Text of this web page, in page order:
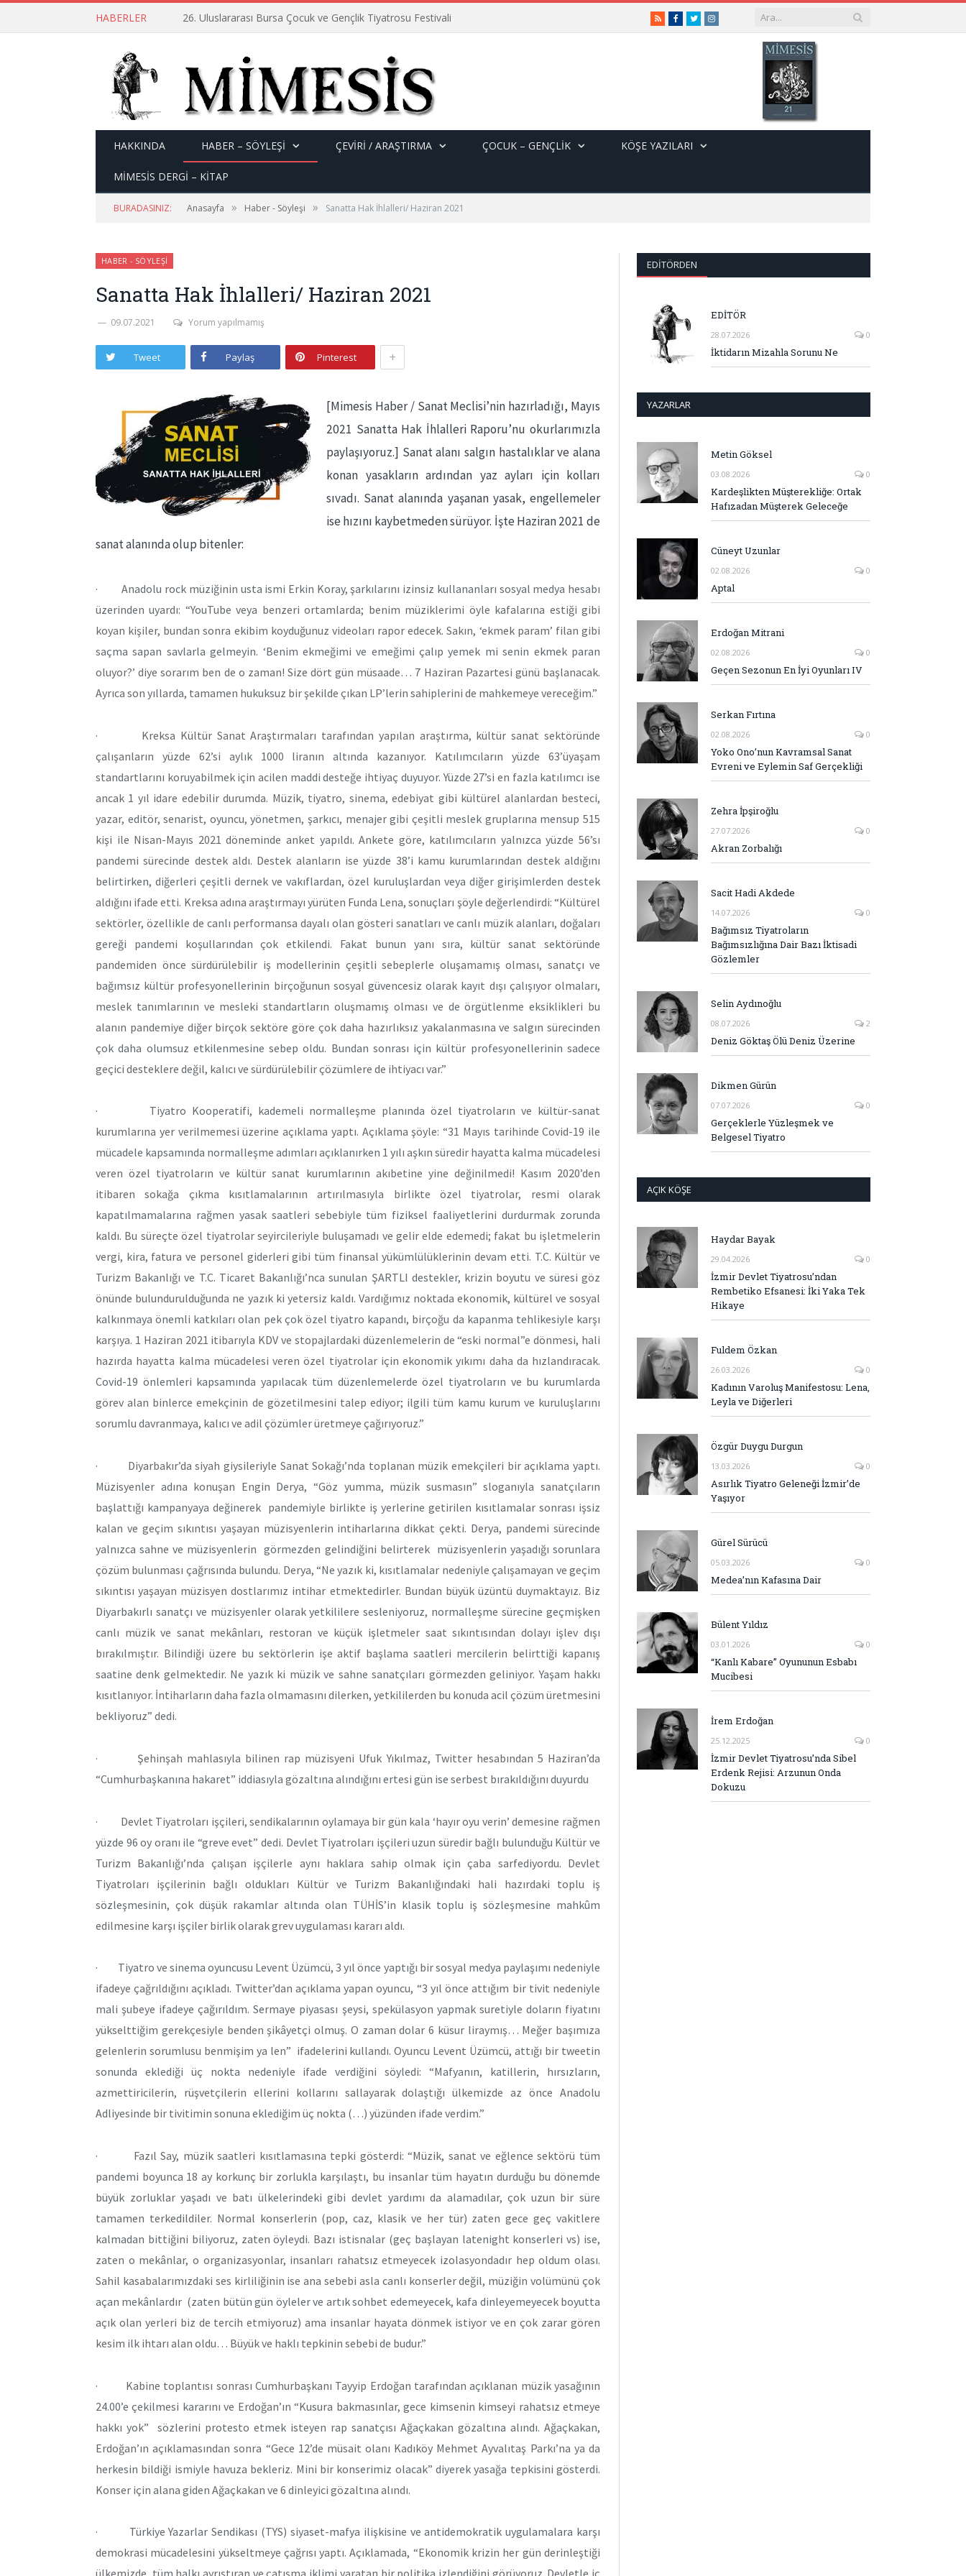
HABERLER 26. Uluslararası Bursa Çocuk ve Gençlik Tiyatrosu Festivali RSSFacebook
TwitterInstagram
HAKKINDA HABER – SÖYLEŞI ÇEVİRİ / ARAŞTIRMA ÇOCUK – GENÇLIK KÖŞE YAZILARI
MİMESİS DERGİ – KİTAP
BURADASINIZ: Anasayfa » Haber - Söyleşi » Sanatta Hak İhlalleri/ Haziran 2021
HABER - SÖYLEŞI
Sanatta Hak İhlalleri/ Haziran 2021
09.07.2021 Yorum yapılmamış
Tweet Paylaş Pinterest +
[Mimesis Haber / Sanat Meclisi’nin hazırladığı, Mayıs
2021 Sanatta Hak İhlalleri Raporu’nu okurlarımızla
paylaşıyoruz.] Sanat alanı salgın hastalıklar ve alana
konan yasakların ardından yaz ayları için kolları
sıvadı. Sanat alanında yaşanan yasak, engellemeler
ise hızını kaybetmeden sürüyor. İşte Haziran 2021 de
sanat alanında olup bitenler:
· Anadolu rock müziğinin usta ismi Erkin Koray, şarkılarını izinsiz kullananları sosyal medya hesabı
üzerinden uyardı: “YouTube veya benzeri ortamlarda; benim müziklerimi öyle kafalarına estiği gibi
koyan kişiler, bundan sonra ekibim koyduğunuz videoları rapor edecek. Sakın, ‘ekmek param’ filan gibi
saçma sapan savlarla gelmeyin. ‘Benim ekmeğimi ve emeğimi çalıp yemek mi senin ekmek paran
oluyor?’ diye sorarım ben de o zaman! Size dört gün müsaade… 7 Haziran Pazartesi günü başlanacak.
Ayrıca son yıllarda, tamamen hukuksuz bir şekilde çıkan LP’lerin sahiplerini de mahkemeye vereceğim.”
· Kreksa Kültür Sanat Araştırmaları tarafından yapılan araştırma, kültür sanat sektöründe
çalışanların yüzde 62’si aylık 1000 liranın altında kazanıyor. Katılımcıların yüzde 63’üyaşam
standartlarını koruyabilmek için acilen maddi desteğe ihtiyaç duyuyor. Yüzde 27’si en fazla katılımcı ise
ancak 1 yıl idare edebilir durumda. Müzik, tiyatro, sinema, edebiyat gibi kültürel alanlardan besteci,
yazar, editör, senarist, oyuncu, yönetmen, şarkıcı, menajer gibi çeşitli meslek gruplarına mensup 515
kişi ile Nisan-Mayıs 2021 döneminde anket yapıldı. Ankete göre, katılımcıların yalnızca yüzde 56’sı
pandemi sürecinde destek aldı. Destek alanların ise yüzde 38’i kamu kurumlarından destek aldığını
belirtirken, diğerleri çeşitli dernek ve vakıflardan, özel kuruluşlardan veya diğer girişimlerden destek
aldığını ifade etti. Kreksa adına araştırmayı yürüten Funda Lena, sonuçları şöyle değerlendirdi: “Kültürel
sektörler, özellikle de canlı performansa dayalı olan gösteri sanatları ve canlı müzik alanları, doğaları
gereği pandemi koşullarından çok etkilendi. Fakat bunun yanı sıra, kültür sanat sektöründe
pandemiden önce sürdürülebilir iş modellerinin çeşitli sebeplerle oluşamamış olması, sanatçı ve
bağımsız kültür profesyonellerinin birçoğunun sosyal güvencesiz olarak kayıt dışı çalışıyor olmaları,
meslek tanımlarının ve mesleki standartların oluşmamış olması ve de örgütlenme eksiklikleri bu
alanın pandemiye diğer birçok sektöre göre çok daha hazırlıksız yakalanmasına ve salgın sürecinden
çok daha olumsuz etkilenmesine sebep oldu. Bundan sonrası için kültür profesyonellerinin sadece
geçici desteklere değil, kalıcı ve sürdürülebilir çözümlere de ihtiyacı var.”
· Tiyatro Kooperatifi, kademeli normalleşme planında özel tiyatroların ve kültür-sanat
kurumlarına yer verilmemesi üzerine açıklama yaptı. Açıklama şöyle: “31 Mayıs tarihinde Covid-19 ile
mücadele kapsamında normalleşme adımları açıklanırken 1 yılı aşkın süredir hayatta kalma mücadelesi
veren özel tiyatroların ve kültür sanat kurumlarının akıbetine yine değinilmedi! Kasım 2020’den
itibaren sokağa çıkma kısıtlamalarının artırılmasıyla birlikte özel tiyatrolar, resmi olarak
kapatılmamalarına rağmen yasak saatleri sebebiyle tüm fiziksel faaliyetlerini durdurmak zorunda
kaldı. Bu süreçte özel tiyatrolar seyircileriyle buluşamadı ve gelir elde edemedi; fakat bu işletmelerin
vergi, kira, fatura ve personel giderleri gibi tüm finansal yükümlülüklerinin devam etti. T.C. Kültür ve
Turizm Bakanlığı ve T.C. Ticaret Bakanlığı’nca sunulan ŞARTLI destekler, krizin boyutu ve süresi göz
önünde bulundurulduğunda ne yazık ki yetersiz kaldı. Vardığımız noktada ekonomik, kültürel ve sosyal
kalkınmaya önemli katkıları olan pek çok özel tiyatro kapandı, birçoğu da kapanma tehlikesiyle karşı
karşıya. 1 Haziran 2021 itibarıyla KDV ve stopajlardaki düzenlemelerin de “eski normal”e dönmesi, hali
hazırda hayatta kalma mücadelesi veren özel tiyatrolar için ekonomik yıkımı daha da hızlandıracak.
Covid-19 önlemleri kapsamında yapılacak tüm düzenlemelerde özel tiyatroların ve bu kurumlarda
görev alan binlerce emekçinin de gözetilmesini talep ediyor; ilgili tüm kamu kurum ve kuruluşlarını
sorumlu davranmaya, kalıcı ve adil çözümler üretmeye çağırıyoruz.”
· Diyarbakır’da siyah giysileriyle Sanat Sokağı’nda toplanan müzik emekçileri bir açıklama yaptı.
Müzisyenler adına konuşan Engin Derya, “Göz yumma, müzik susmasın” sloganıyla sanatçıların
başlattığı kampanyaya değinerek pandemiyle birlikte iş yerlerine getirilen kısıtlamalar sonrası işsiz
kalan ve geçim sıkıntısı yaşayan müzisyenlerin intiharlarına dikkat çekti. Derya, pandemi sürecinde
yalnızca sahne ve müzisyenlerin görmezden gelindiğini belirterek müzisyenlerin yaşadığı sorunlara
çözüm bulunması çağrısında bulundu. Derya, “Ne yazık ki, kısıtlamalar nedeniyle çalışamayan ve geçim
sıkıntısı yaşayan müzisyen dostlarımız intihar etmektedirler. Bundan büyük üzüntü duymaktayız. Biz
Diyarbakırlı sanatçı ve müzisyenler olarak yetkililere sesleniyoruz, normalleşme sürecine geçmişken
canlı müzik ve sanat mekânları, restoran ve küçük işletmeler saat sıkıntısından dolayı işlev dışı
bırakılmıştır. Bilindiği üzere bu sektörlerin işe aktif başlama saatleri mercilerin belirttiği kapanış
saatine denk gelmektedir. Ne yazık ki müzik ve sahne sanatçıları görmezden geliniyor. Yaşam hakkı
kısıtlanıyor. İntiharların daha fazla olmamasını dilerken, yetkililerden bu konuda acil çözüm üretmesini
bekliyoruz” dedi.
· Şehinşah mahlasıyla bilinen rap müzisyeni Ufuk Yıkılmaz, Twitter hesabından 5 Haziran’da
“Cumhurbaşkanına hakaret” iddiasıyla gözaltına alındığını ertesi gün ise serbest bırakıldığını duyurdu
· Devlet Tiyatroları işçileri, sendikalarının oylamaya bir gün kala ‘hayır oyu verin’ demesine rağmen
yüzde 96 oy oranı ile “greve evet” dedi. Devlet Tiyatroları işçileri uzun süredir bağlı bulunduğu Kültür ve
Turizm Bakanlığı’nda çalışan işçilerle aynı haklara sahip olmak için çaba sarfediyordu. Devlet
Tiyatroları işçilerinin bağlı oldukları Kültür ve Turizm Bakanlığındaki hali hazırdaki toplu iş
sözleşmesinin, çok düşük rakamlar altında olan TÜHİS’in klasik toplu iş sözleşmesine mahkûm
edilmesine karşı işçiler birlik olarak grev uygulaması kararı aldı.
· Tiyatro ve sinema oyuncusu Levent Üzümcü, 3 yıl önce yaptığı bir sosyal medya paylaşımı nedeniyle
ifadeye çağrıldığını açıkladı. Twitter’dan açıklama yapan oyuncu, “3 yıl önce attığım bir tivit nedeniyle
mali şubeye ifadeye çağırıldım. Sermaye piyasası şeysi, spekülasyon yapmak suretiyle doların fiyatını
yükselttiğim gerekçesiyle benden şikâyetçi olmuş. O zaman dolar 6 küsur liraymış… Meğer başımıza
gelenlerin sorumlusu benmişim ya len” ifadelerini kullandı. Oyuncu Levent Üzümcü, attığı bir tweetin
sonunda eklediği üç nokta nedeniyle ifade verdiğini söyledi: “Mafyanın, katillerin, hırsızların,
azmettiricilerin, rüşvetçilerin ellerini kollarını sallayarak dolaştığı ülkemizde az önce Anadolu
Adliyesinde bir tivitimin sonuna eklediğim üç nokta (…) yüzünden ifade verdim.”
· Fazıl Say, müzik saatleri kısıtlamasına tepki gösterdi: “Müzik, sanat ve eğlence sektörü tüm
pandemi boyunca 18 ay korkunç bir zorlukla karşılaştı, bu insanlar tüm hayatın durduğu bu dönemde
büyük zorluklar yaşadı ve batı ülkelerindeki gibi devlet yardımı da alamadılar, çok uzun bir süre
tamamen terkedildiler. Normal konserlerin (pop, caz, klasik ve her tür) zaten gece geç vakitlere
kalmadan bittiğini biliyoruz, zaten öyleydi. Bazı istisnalar (geç başlayan latenight konserleri vs) ise,
zaten o mekânlar, o organizasyonlar, insanları rahatsız etmeyecek izolasyondadır hep oldum olası.
Sahil kasabalarımızdaki ses kirliliğinin ise ana sebebi asla canlı konserler değil, müziğin volümünü çok
açan mekânlardır (zaten bütün gün öyleler ve artık sohbet edemeyecek, kafa dinleyemeyecek boyutta
açık olan yerleri biz de tercih etmiyoruz) ama insanlar hayata dönmek istiyor ve en çok zarar gören
kesim ilk ihtarı alan oldu… Büyük ve haklı tepkinin sebebi de budur.”
· Kabine toplantısı sonrası Cumhurbaşkanı Tayyip Erdoğan tarafından açıklanan müzik yasağının
24.00’e çekilmesi kararını ve Erdoğan’ın “Kusura bakmasınlar, gece kimsenin kimseyi rahatsız etmeye
hakkı yok” sözlerini protesto etmek isteyen rap sanatçısı Ağaçkakan gözaltına alındı. Ağaçkakan,
Erdoğan’ın açıklamasından sonra “Gece 12’de müsait olanı Kadıköy Mehmet Ayvalıtaş Parkı’na ya da
herkesin bildiği ismiyle havuza bekleriz. Mini bir konserimiz olacak” diyerek yasağa tepkisini gösterdi.
Konser için alana giden Ağaçkakan ve 6 dinleyici gözaltına alındı.
· Türkiye Yazarlar Sendikası (TYS) siyaset-mafya ilişkisine ve antidemokratik uygulamalara karşı
demokrasi mücadelesini yükseltmeye çağrısı yaptı. Açıklamada, “Ekonomik krizin her gün derinleştiği
EDITÖRDEN
EDİTÖR
28.07.2026 0
İktidarın Mizahla Sorunu Ne
YAZARLAR
Metin Göksel
03.08.2026 0
Kardeşlikten Müşterekliğe: Ortak
Hafızadan Müşterek Geleceğe
Cüneyt Uzunlar
02.08.2026 0
Aptal
Erdoğan Mitrani
02.08.2026 0
Geçen Sezonun En İyi Oyunları IV
Serkan Fırtına
02.08.2026 0
Yoko Ono’nun Kavramsal Sanat
Evreni ve Eylemin Saf Gerçekliği
Zehra İpşiroğlu
27.07.2026 0
Akran Zorbalığı
Sacit Hadi Akdede
14.07.2026 0
Bağımsız Tiyatroların
Bağımsızlığına Dair Bazı İktisadi
Gözlemler
Selin Aydınoğlu
08.07.2026 2
Deniz Göktaş Ölü Deniz Üzerine
Dikmen Gürün
07.07.2026 0
Gerçeklerle Yüzleşmek ve
Belgesel Tiyatro
AÇIK KÖŞE
Haydar Bayak
29.04.2026 0
İzmir Devlet Tiyatrosu’ndan
Rembetiko Efsanesi: İki Yaka Tek
Hikaye
Fuldem Özkan
26.03.2026 0
Kadının Varoluş Manifestosu: Lena,
Leyla ve Diğerleri
Özgür Duygu Durgun
13.03.2026 0
Asırlık Tiyatro Geleneği İzmir’de
Yaşıyor
Gürel Sürücü
05.03.2026 0
Medea’nın Kafasına Dair
Bülent Yıldız
03.01.2026 0
“Kanlı Kabare” Oyununun Esbabı
Mucibesi
İrem Erdoğan
25.12.2025 0
İzmir Devlet Tiyatrosu’nda Sibel
Erdenk Rejisi: Arzunun Onda
Dokuzu